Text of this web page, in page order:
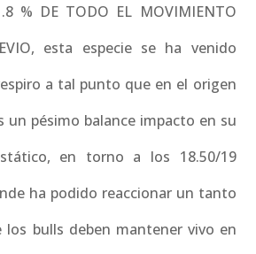
% DE TODO EL MOVIMIENTO
esta especie se ha venido
a tal punto que en el origen
un pésimo balance impacto en su
en torno a los 18.50/19
ha podido reaccionar un tanto
los bulls deben mantener vivo en